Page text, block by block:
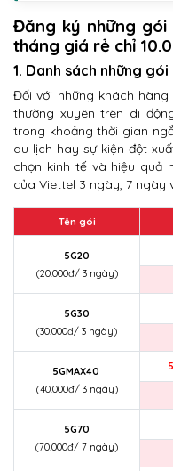
Đăng ký những gói
tháng giá rẻ chỉ
1. Danh sách những
Đối với những khách
thường xuyên trên di
trong khoảng thời gian
du lịch hay sự kiện đột
chọn kinh tế và hiệu quả
của Viettel 3 ngày, 7 ngày
Tên gói
5G20
(20.000đ/ 3 ngày)
5G30
(30.000đ/ 3 ngày)
5GMAX40
(40.000đ/ 3 ngày)
5G70
(70.000đ/ 7 ngày)